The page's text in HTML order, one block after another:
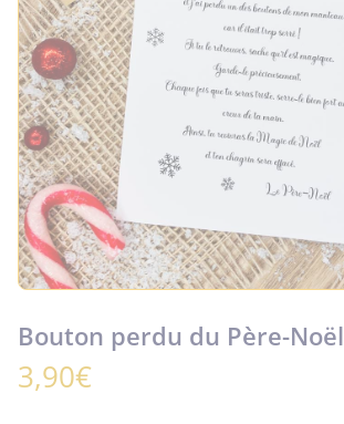
Bouton perdu du Père-Noël
3,90€